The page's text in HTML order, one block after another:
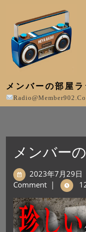
メンバーの部屋ラ
メンバー
2023年7月29日
Comment |